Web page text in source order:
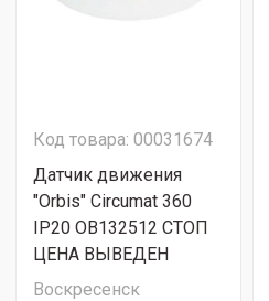
Код товара: 00031674
Датчик движения
"Orbis" Circumat 360
IP20 OB132512 СТОП
ЦЕНА ВЫВЕДЕН
Воскресенск